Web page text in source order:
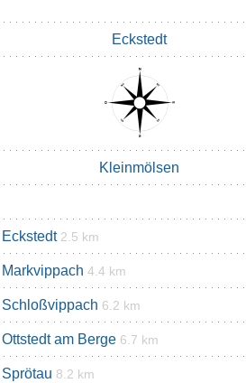
Eckstedt
Kleinmölsen
Eckstedt 2.5 km
Markvippach 4.4 km
Schloßvippach 6.2 km
Ottstedt am Berge 6.7 km
Sprötau 8.2 km